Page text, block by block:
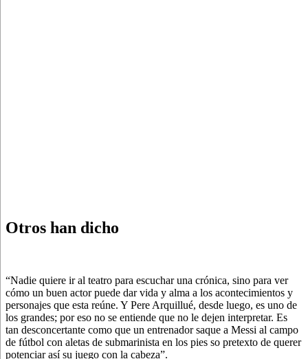
Otros han dicho
“Nadie quiere ir al teatro para escuchar una crónica, sino para ver
cómo un buen actor puede dar vida y alma a los acontecimientos y
personajes que esta reúne. Y Pere Arquillué, desde luego, es uno de
los grandes; por eso no se entiende que no le dejen interpretar. Es
tan desconcertante como que un entrenador saque a Messi al campo
de fútbol con aletas de submarinista en los pies so pretexto de querer
potenciar así su juego con la cabeza”.